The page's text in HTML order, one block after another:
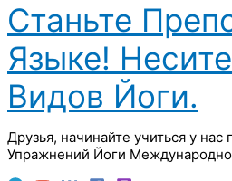
Станьте
Языке!
Видов Йоги.
Друзья, начинайте учиться у
Упражнений Йоги